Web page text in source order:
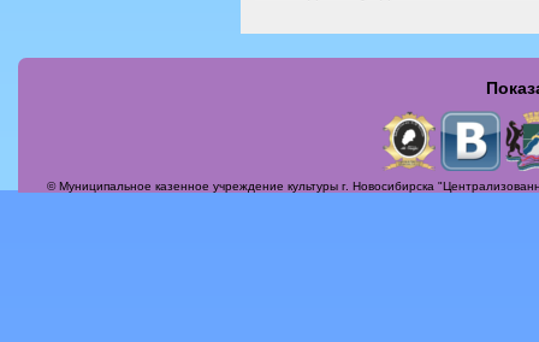
© Муниципальное казенное учреждение культуры г. Новосибирска